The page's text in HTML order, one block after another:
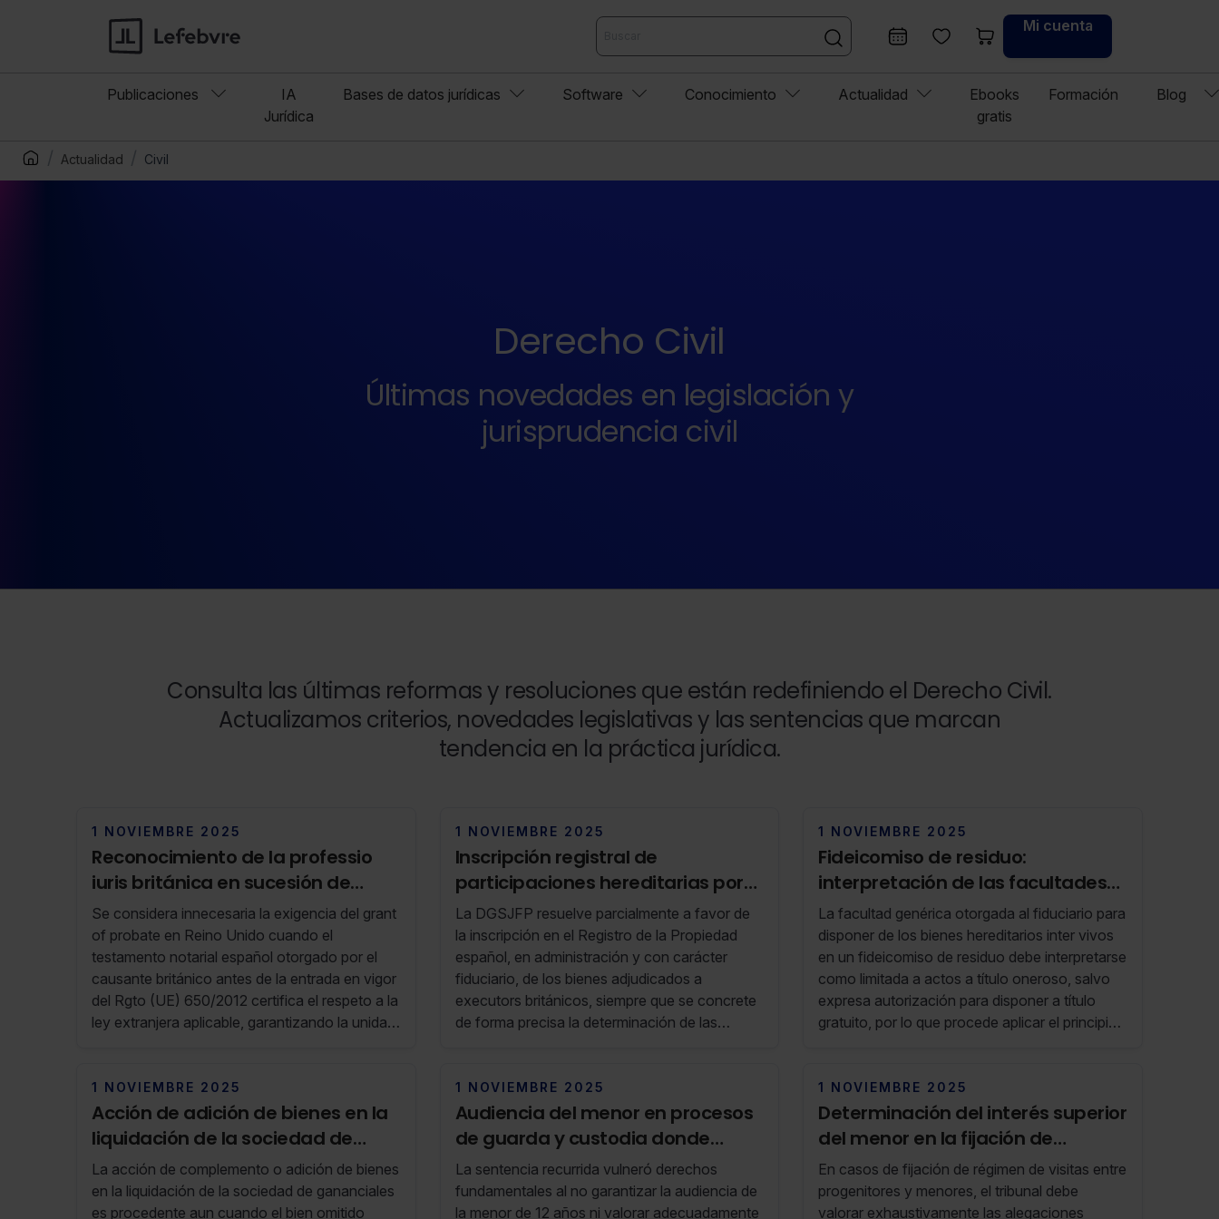
Mi cuenta
Publicaciones
IA
Jurídica
Bases de datos jurídicas Software Conocimiento Actualidad
Ebooks
gratis
Formación Blog
Actualidad Civil
Derecho Civil
Últimas novedades en legislación y
jurisprudencia civil
Consulta las últimas reformas y resoluciones que están redefiniendo el Derecho Civil.
Actualizamos criterios, novedades legislativas y las sentencias que marcan
tendencia en la práctica jurídica.
1 NOVIEMBRE 2025
Reconocimiento de la professio
iuris británica en sucesión de
bienes ubicados en España
Se considera innecesaria la exigencia del grant
of probate en Reino Unido cuando el
testamento notarial español otorgado por el
causante británico antes de la entrada en vigor
del Rgto (UE) 650/2012 certifica el respeto a la
ley extranjera aplicable, garantizando la unidad
1 NOVIEMBRE 2025
Inscripción registral de
participaciones hereditarias por
ejecutores fiduciarios extranjeros
La DGSJFP resuelve parcialmente a favor de
la inscripción en el Registro de la Propiedad
español, en administración y con carácter
fiduciario, de los bienes adjudicados a
executors británicos, siempre que se concrete
de forma precisa la determinación de las
principios registrales españoles.
1 NOVIEMBRE 2025
Fideicomiso de residuo:
interpretación de las facultades
de disposición otorgadas al
fiduciario
La facultad genérica otorgada al fiduciario para
disponer de los bienes hereditarios inter vivos
en un fideicomiso de residuo debe interpretarse
como limitada a actos a título oneroso, salvo
expresa autorización para disponer a título
gratuito, por lo que procede aplicar el principio
fideicomiso la parte del precio obtenido no
consumida en vida por el fiduciario
1 NOVIEMBRE 2025
Acción de adición de bienes en la
liquidación de la sociedad de
gananciales
La acción de complemento o adición de bienes
en la liquidación de la sociedad de gananciales
es procedente aun cuando el bien omitido
1 NOVIEMBRE 2025
Audiencia del menor en procesos
de guarda y custodia donde
existan indicios de violencia de
género
La sentencia recurrida vulneró derechos
fundamentales al no garantizar la audiencia de
la menor de 12 años ni valorar adecuadamente
1 NOVIEMBRE 2025
Determinación del interés superior
del menor en la fijación de
medidas paternofiliales
En casos de fijación de régimen de visitas entre
progenitores y menores, el tribunal debe
valorar exhaustivamente las alegaciones